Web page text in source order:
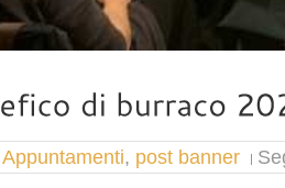
Appuntamenti, post banner